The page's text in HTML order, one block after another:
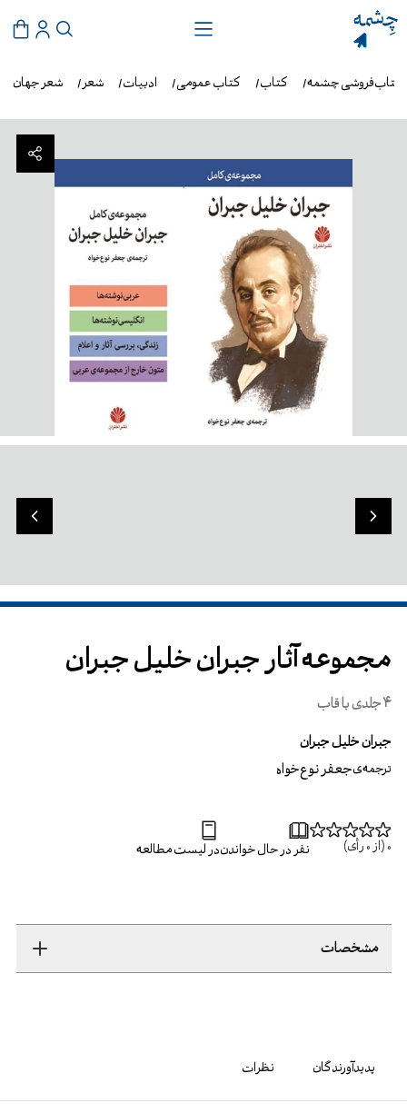
شعر جهان شعر ادبیات کتاب عمومی کتاب کتاب‌فروشی چشمه
مجموعه آثار جبران خلیل جبران
4 جلدی با قاب
جبران خلیل جبران
ترجمه‌یجعفر نوع‌خواه
0 (از 0 رأی) نفر در حال خواندندر لیست مطالعه
مشخصات
پدیدآورندگان نظرات